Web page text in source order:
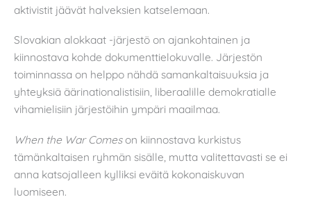
aktivistit jäävät halveksien katselemaan.
Slovakian alokkaat -järjestö on ajankohtainen ja
kiinnostava kohde dokumenttielokuvalle. Järjestön
toiminnassa on helppo nähdä samankaltaisuuksia ja
yhteyksiä äärinationalistisiin, liberaalille demokratialle
vihamielisiin järjestöihin ympäri maailmaa.
When the War Comes on kiinnostava kurkistus
tämänkaltaisen ryhmän sisälle, mutta valitettavasti se ei
anna katsojalleen kylliksi eväitä kokonaiskuvan
luomiseen.